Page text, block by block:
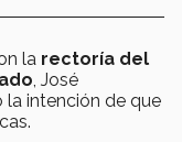
la rectoría del
, José
la intención de que